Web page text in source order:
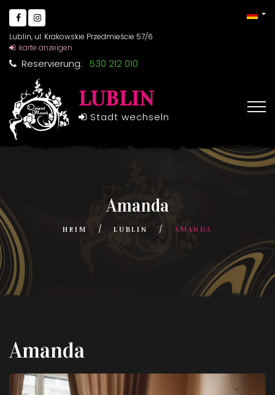
Lublin, ul. Krakowskie Przedmieście 57/6
karte anzeigen
Reservierung: 530 212 010
LUBLIN
Stadt wechseln
Amanda
HEIM LUBLIN AMANDA
Amanda